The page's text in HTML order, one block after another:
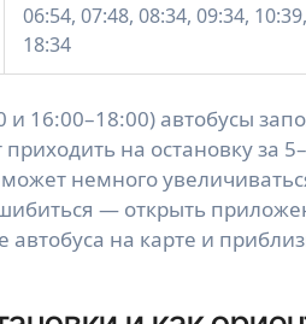
06:54, 07:48, 08:34, 09:34,
18:34
и 16:00–18:00) автобусы
на остановку за
немного
— открыть
на карте и